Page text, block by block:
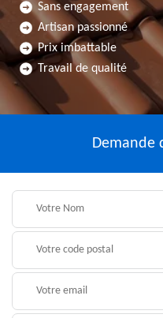
Sans engagement
Artisan passionné
Prix imbattable
Travail de qualité
Demande